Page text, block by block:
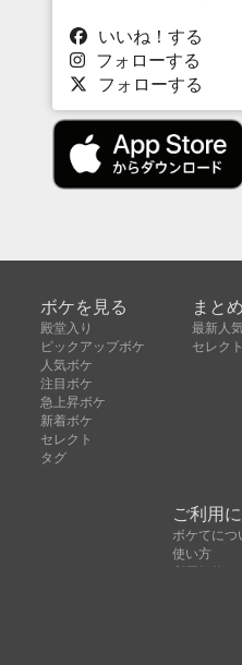
いいね！する
フォローする
フォローする
ボケを見る
殿堂入り
ピックアップボケ
人気ボケ
注目ボケ
急上昇ボケ
新着ボケ
セレクト
タグ
まと
最新人
セレク
ご利用
ボケてにつ
使い方
利用規約